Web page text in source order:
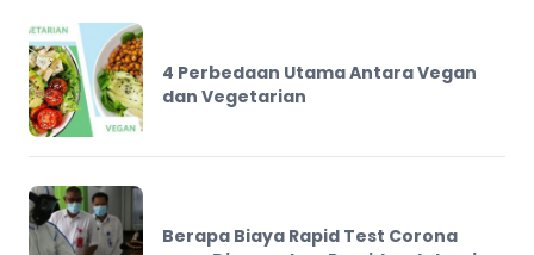
4 Perbedaan Utama Antara Vegan
dan Vegetarian
Berapa Biaya Rapid Test Corona